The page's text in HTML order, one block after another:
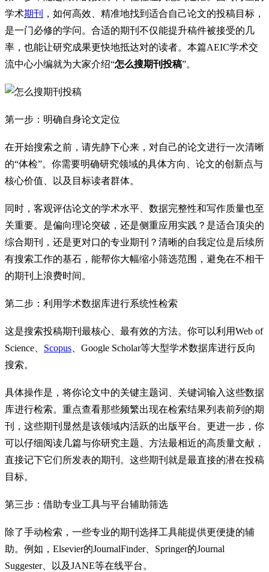
学术期刊
，如何高效、精准地找到适合自己论文的投稿目标，
是一门必修的学问。合适的期刊不仅能提升稿件被接受的几
率，也能让研究成果更快地抵达对的读者。本篇AEIC学术交
流中心小编就为大家介绍“怎么搜期刊投稿”。
第一步：明确自身论文定位
在开始搜索之前，请先静下心来，对自己的论文进行一次清晰
的“体检”。你需要明确研究领域的具体方向、论文的创新点与
核心价值、以及目标读者群体。
同时，客观评估论文的学术水平、数据完整性和写作质量也至
关重要。是偏向理论突破，还是侧重应用实践？是适合顶尖的
综合期刊，还是更对口的专业期刊？清晰的自我定位是后续所
有搜索工作的基石，能帮你大幅缩小筛选范围，避免在不相干
的期刊上浪费时间。
第二步：利用学术数据库进行系统性检索
这是搜索投稿期刊最核心、最有效的方法。你可以利用Web of
Science、 Scopus、Google Scholar等大型学术数据库进行反向
搜索。
具体操作是，将你论文中的关键主题词、关键词输入这些数据
库进行检索。重点查看那些频繁出现在检索结果列表前列的期
刊，这些期刊显然是该领域内活跃的出版平台。更进一步，你
可以仔细阅读几篇与你研究主题、方法最相近的高质量文献，
直接记下它们所发表的期刊。这些期刊就是最直接的潜在投稿
目标。
第三步：借助专业工具与平台辅助筛选
除了手动检索，一些专业的期刊选择工具能提供更便捷的辅
助。例如，Elsevier的JournalFinder、Springer的Journal
Suggester、以及JANE等在线平台。